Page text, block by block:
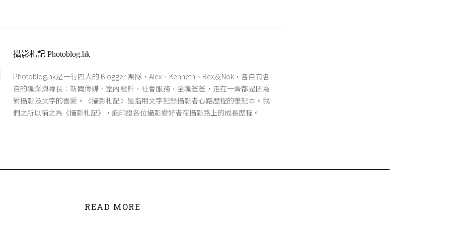
攝影札記 Photoblog.hk
Photoblog.hk是一行四人的 Blogger 團隊，Alex、Kenneth、Rex及Nok，各自有各
自的職業與專長︰新聞傳媒、室內設計、社會服務、全職爸爸，走在一齊都是因為
對攝影及文字的喜愛。《攝影札記》是指用文字記錄攝影者心路歷程的筆記本。我
們之所以稱之為《攝影札記》，能印證各位攝影愛好者在攝影路上的成長歷程。
READ MORE